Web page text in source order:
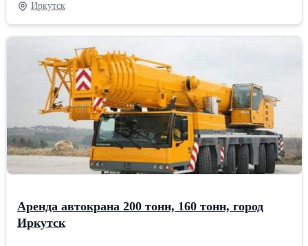
химической, металлургической
промышленности.Производитель: Liebherr
Иркутск
Аренда автокрана 200 тонн, 160 тонн, город
Иркутск